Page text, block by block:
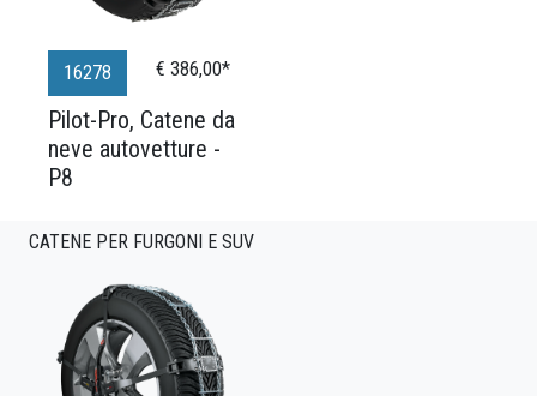
16278 € 386,00*
Pilot-Pro, Catene da
neve autovetture -
P8
CATENE PER FURGONI E SUV